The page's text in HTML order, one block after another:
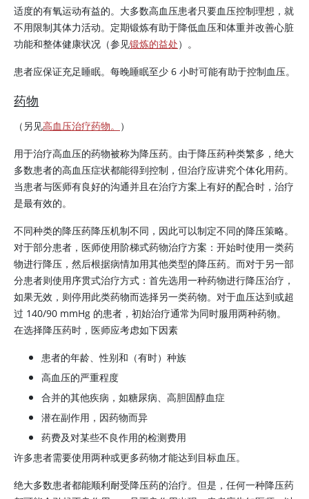
适度的有氧运动有益的。大多数高血压患者只要血压控制理想，就
不用限制其体力活动。定期锻炼有助于降低血压和体重并改善心脏
功能和整体健康状况（参见锻炼的益处）。
患者应保证充足睡眠。每晚睡眠至少 6 小时可能有助于控制血压。
药物
（另见高血压治疗药物。 ）
用于治疗高血压的药物被称为降压药。由于降压药种类繁多，绝大
多数患者的高血压症状都能得到控制，但治疗应讲究个体化用药。
当患者与医师有良好的沟通并且在治疗方案上有好的配合时，治疗
是最有效的。
不同种类的降压药降压机制不同，因此可以制定不同的降压策略。
对于部分患者，医师使用阶梯式药物治疗方案：开始时使用一类药
物进行降压，然后根据病情加用其他类型的降压药。而对于另一部
分患者则使用序贯式治疗方式：首先选用一种药物进行降压治疗，
如果无效，则停用此类药物而选择另一类药物。对于血压达到或超
过 140/90 mmHg 的患者，初始治疗通常为同时服用两种药物。
在选择降压药时，医师应考虑如下因素
患者的年龄、性别和（有时）种族
高血压的严重程度
合并的其他疾病，如糖尿病、高胆固醇血症
潜在副作用，因药物而异
药费及对某些不良作用的检测费用
许多患者需要使用两种或更多药物才能达到目标血压。
绝大多数患者都能顺利耐受降压药的治疗。但是，任何一种降压药